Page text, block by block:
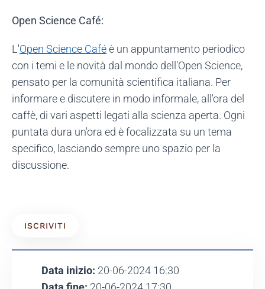
Open Science Café:
L'Open Science Caféè un appuntamento periodico
con i temi e le novità dal mondo dell'Open Science,
pensato per la comunità scientifica italiana. Per
informare e discutere in modo informale, all'ora del
caffè, di vari aspetti legati alla scienza aperta. Ogni
puntata dura un'ora ed è focalizzata su un tema
specifico, lasciando sempre uno spazio per la
discussione.
ISCRIVITI
Data inizio: 20-06-2024 16:30